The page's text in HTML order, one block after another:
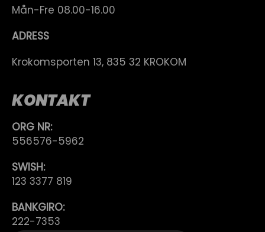
Mån-Fre 08.00-16.00
ADRESS
Krokomsporten 13, 835 32 KROKOM
KONTAKT
ORG NR:
556576-5962
SWISH:
123 3377 819
BANKGIRO:
222-7353